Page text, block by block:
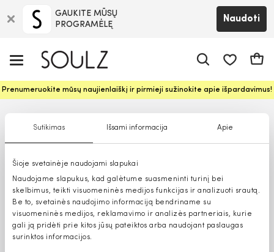
Sutikimas Išsami informacija Apie
Šioje svetainėje naudojami slapukai
Naudojame slapukus, kad galėtume suasmeninti turinį bei
skelbimus, teikti visuomeninės medijos funkcijas ir analizuoti srautą.
Be to, svetainės naudojimo informaciją bendriname su
visuomeninės medijos, reklamavimo ir analizės partneriais, kurie
gali ją pridėti prie kitos jūsų pateiktos arba naudojant paslaugas
surinktos informacijos.
GAUKITE MŪSŲ
PROGRAMĖLĘ
Naudoti
Prenumeruokite mūsų naujienlaiškį ir pirmieji sužinokite apie išpardavimus!